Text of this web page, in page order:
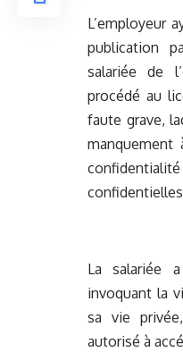
L’employeur
publication
salariée de
procédé au
faute grave,
manquement
La salariée
invoquant la
sa vie
autorisé à